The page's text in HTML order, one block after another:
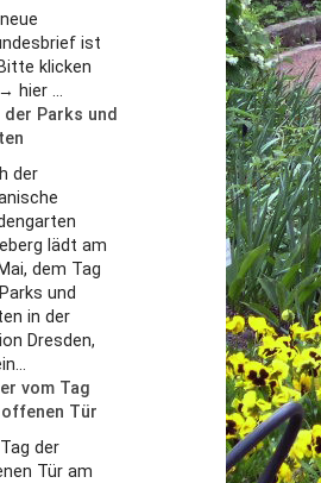
ist
klicken
hier ...
der Parks und
der
lädt am
dem Tag
und
in der
Dresden,
vom Tag
Tür
der
Tür am